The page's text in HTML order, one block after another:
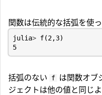
関数は伝統的な括弧を使
julia> f(2,3)
5
括弧のない f は関数オブ
ジェクトは他の値と同じ